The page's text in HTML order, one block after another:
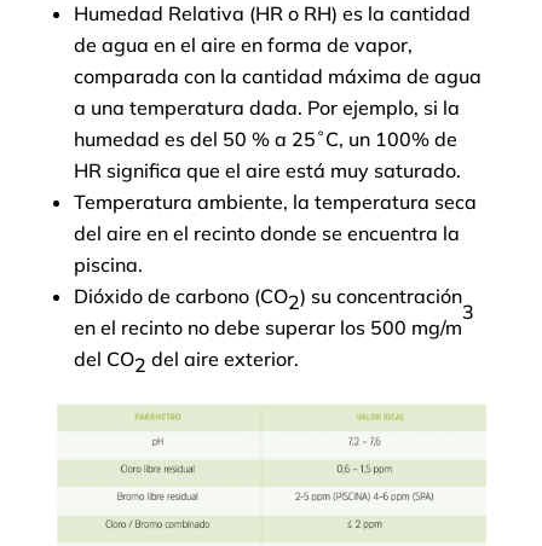
Humedad Relativa (HR o RH) es la cantidad
de agua en el aire en forma de vapor,
comparada con la cantidad máxima de agua
a una temperatura dada. Por ejemplo, si la
humedad es del 50 % a 25˚C, un 100% de
HR significa que el aire está muy saturado.
Temperatura ambiente, la temperatura seca
del aire en el recinto donde se encuentra la
piscina.
Dióxido de carbono (CO2) su concentración
en el recinto no debe superar los 500 mg/m
3
del CO2 del aire exterior.